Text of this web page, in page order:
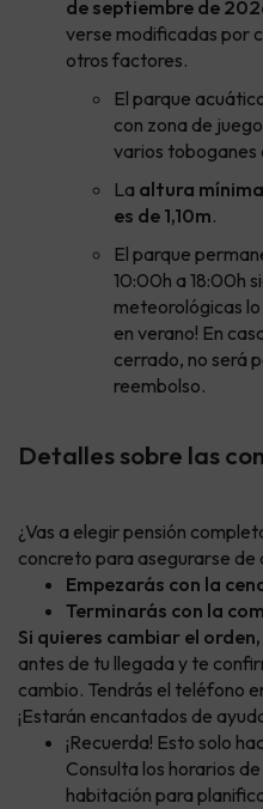
de septiembre de
verse modificadas por
otros factores.
El parque
con zona de
varios toboganes
La altura mínima
es de 1,10m.
El parque
10:00h a 18:00h
meteorológicas lo
en verano! En
cerrado, no será
reembolso.
Detalles sobre las
¿Vas a elegir pensión
concreto para asegurarse
Empezarás con la
Terminarás con la
Si quieres cambiar el orden,
antes de tu llegada y te
cambio. Tendrás el teléfono
¡Estarán encantados de
¡Recuerda! Esto solo
Consulta los horarios
habitación para